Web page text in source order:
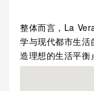
整体而言，La
学与现代都市生
造理想的生活平衡